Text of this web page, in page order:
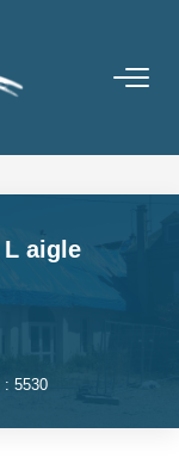
L aigle
: 5530